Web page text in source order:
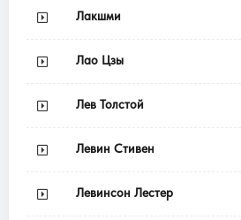
Лакшми
Лао Цзы
Лев Толстой
Левин Стивен
Левинсон Лестер